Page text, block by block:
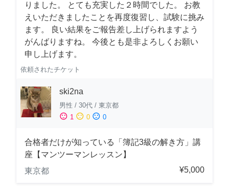
りました。 とても充実した２時間でした。 お教
えいただきましたことを再度復習し、試験に挑み
ます。 良い結果をご報告差し上げられますよう
がんばりますね。 今後とも是非よろしくお願い
申し上げます。
依頼されたチケット
ski2na
男性 / 30代 / 東京都
sentiment_satisfied 1 sentiment_neutral 0 sentiment_dissatisfied 0
合格者だけが知っている「簿記3級の解き方」講
座【マンツーマンレッスン】
東京都
¥5,000